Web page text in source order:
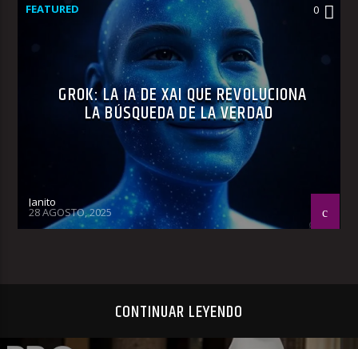
FEATURED 0
GROK: LA IA DE XAI QUE REVOLUCIONA
LA BÚSQUEDA DE LA VERDAD
Janito
28 AGOSTO, 2025
CONTINUAR LEYENDO